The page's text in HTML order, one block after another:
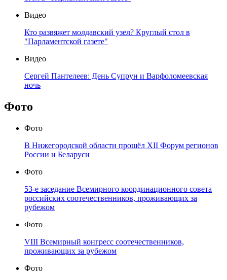
Видео
Кто развяжет молдавский узел? Круглый стол в
"Парламентской газете"
Видео
Сергей Пантелеев: День Супрун и Варфоломеевская
ночь
Фото
Фото
В Нижегородской области прошёл XII Форум регионов
России и Беларуси
Фото
53-е заседание Всемирного координационного совета
российских соотечественников, проживающих за
рубежом
Фото
VIII Всемирный конгресс соотечественников,
проживающих за рубежом
Фото